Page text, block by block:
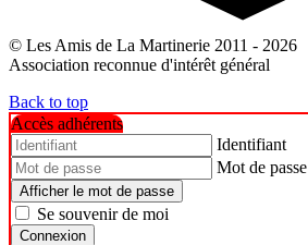
© Les Amis de La Martinerie 2011 - 2026
Association reconnue d'intérêt général
Back to top
Accès adhérents
Identifiant
Mot de passe
Afficher le mot de passe
Se souvenir de moi
Connexion